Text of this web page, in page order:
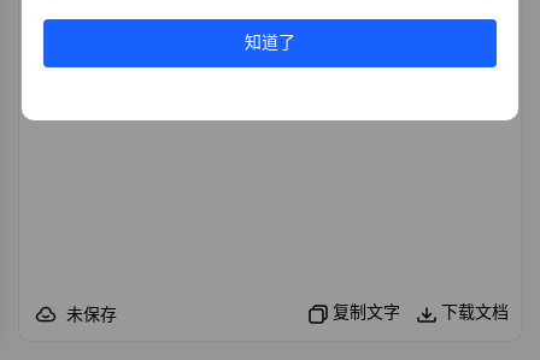
未保存 复制文字 下载文档
知道了